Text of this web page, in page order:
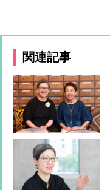
関連記事